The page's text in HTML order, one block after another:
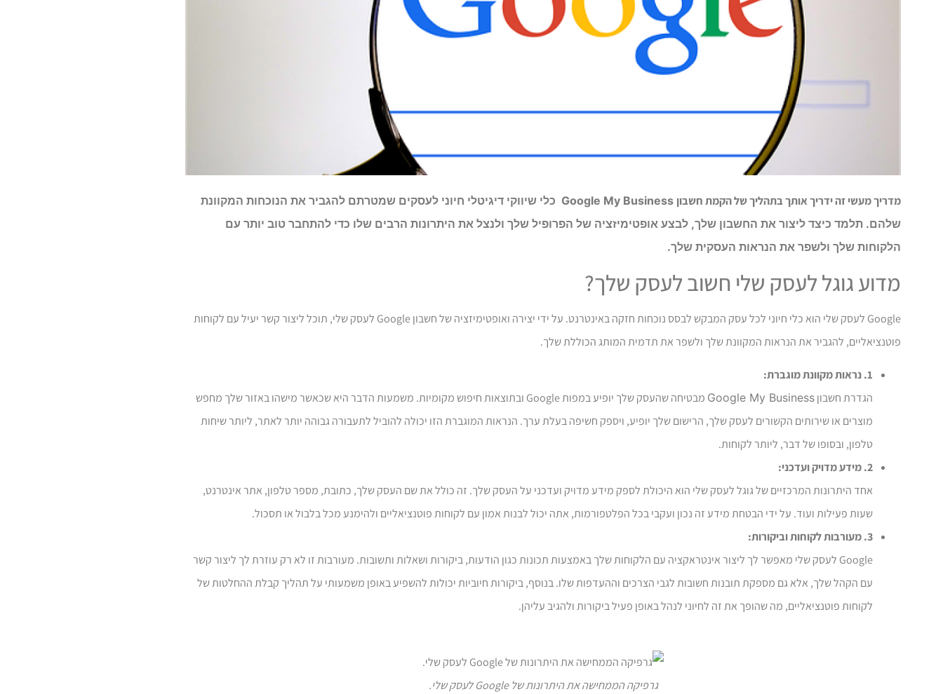
מדריך מעשי זה ידריך אותך בתהליך של הקמת חשבון Google My Business כלי שיווקי דיגיטלי חיוני לעסקים שמטרתם להגביר את הנוכחות המקוונת
שלהם. תלמד כיצד ליצור את החשבון שלך, לבצע אופטימיזציה של הפרופיל שלך ולנצל את היתרונות הרבים שלו כדי להתחבר טוב יותר עם
הלקוחות שלך ולשפר את הנראות העסקית שלך.
מדוע גוגל לעסק שלי חשוב לעסק שלך?
Google לעסק שלי הוא כלי חיוני לכל עסק המבקש לבסס נוכחות חזקה באינטרנט. על ידי יצירה ואופטימיזציה של חשבון Google לעסק שלי, תוכל ליצור קשר יעיל עם לקוחות
פוטנציאליים, להגביר את הנראות המקוונת שלך ולשפר את תדמית המותג הכוללת שלך.
1. נראות מקוונת מוגברת:
הגדרת חשבון Google My Business
מבטיחה שהעסק שלך יופיע במפות Google ובתוצאות חיפוש מקומיות. משמעות הדבר היא שכאשר מישהו באזור שלך מחפש
מוצרים או שירותים הקשורים לעסק שלך, הרישום שלך יופיע, ויספק חשיפה בעלת ערך. הנראות המוגברת הזו יכולה להוביל לתעבורה גבוהה יותר לאתר, ליותר שיחות
טלפון, ובסופו של דבר, ליותר לקוחות.
2. מידע מדויק ועדכני:
אחד היתרונות המרכזיים של גוגל לעסק שלי הוא היכולת לספק מידע מדויק ועדכני על העסק שלך. זה כולל את שם העסק שלך, כתובת, מספר טלפון, אתר אינטרנט,
שעות פעילות ועוד. על ידי הבטחת מידע זה נכון ועקבי בכל הפלטפורמות, אתה יכול לבנות אמון עם לקוחות פוטנציאליים ולהימנע מכל בלבול או תסכול.
3. מעורבות לקוחות וביקורות:
Google לעסק שלי מאפשר לך ליצור אינטראקציה עם הלקוחות שלך באמצעות תכונות כגון הודעות, ביקורות ושאלות ותשובות. מעורבות זו לא רק עוזרת לך ליצור קשר
עם הקהל שלך, אלא גם מספקת תובנות חשובות לגבי הצרכים וההעדפות שלו. בנוסף, ביקורות חיוביות יכולות להשפיע באופן משמעותי על תהליך קבלת ההחלטות של
לקוחות פוטנציאליים, מה שהופך את זה לחיוני לנהל באופן פעיל ביקורות ולהגיב עליהן.
גרפיקה הממחישה את היתרונות של Google לעסק שלי.